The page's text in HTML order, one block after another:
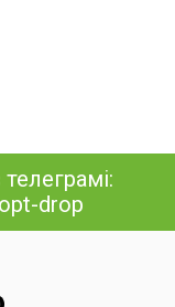
drop